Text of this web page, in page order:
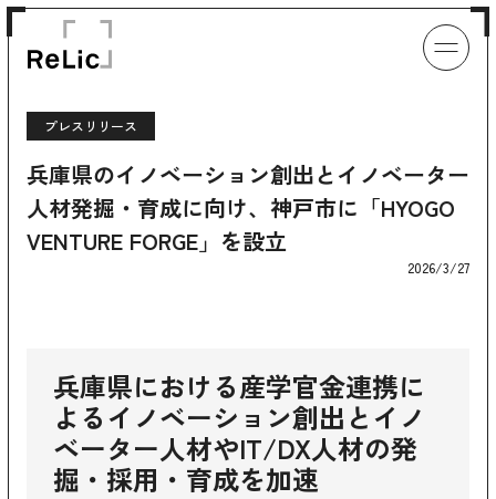
プレスリリース
兵庫県のイノベーション創出とイノベーター
人材発掘・育成に向け、神戸市に「HYOGO
VENTURE FORGE」を設立
2026/3/27
兵庫県における産学官金連携に
よるイノベーション創出とイノ
ベーター人材やIT/DX人材の発
掘・採用・育成を加速